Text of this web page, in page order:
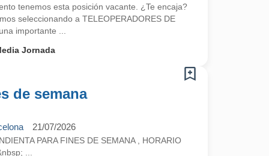
tenemos esta posición vacante. ¿Te encaja?
seleccionando a TELEOPERADORES DE
importante ...
Jornada
de semana
21/07/2026
PARA FINES DE SEMANA , HORARIO
...